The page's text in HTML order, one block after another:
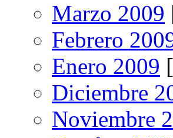
Marzo 2009
Febrero
Enero 2009
Diciembre
Noviembre